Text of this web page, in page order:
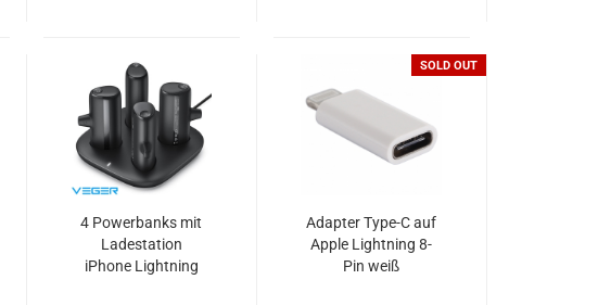
4 Powerbanks mit
Ladestation
iPhone Lightning
SOLD OUT
Adapter Type-C auf
Apple Lightning 8-
Pin weiß